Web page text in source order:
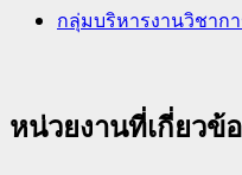
กลุ่มบริหารงานวิชาก
หน่วยงานที่เกี่ยวข้